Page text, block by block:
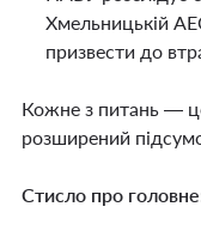
Хмельницькій
призвести до
Кожне з питань —
розширений
Стисло про